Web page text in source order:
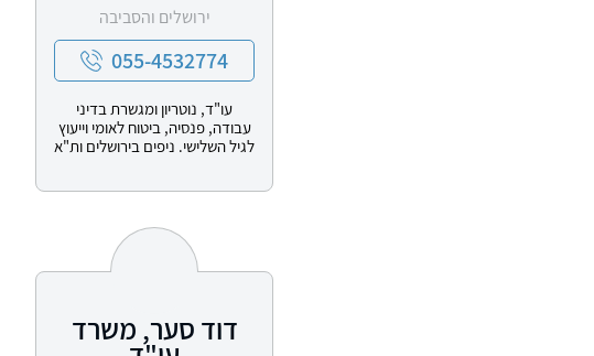
ירושלים והסביבה
055-4532774
עו"ד, נוטריון ומגשרת בדיני
עבודה, פנסיה, ביטוח לאומי וייעוץ
לגיל השלישי. ניפים בירושלים ות"א
דוד סער, משרד